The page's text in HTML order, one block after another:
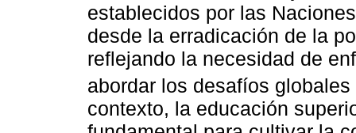
establecidos por las
desde la erradicación de la
reflejando la necesidad de
abordar los desafíos globales
contexto, la educación